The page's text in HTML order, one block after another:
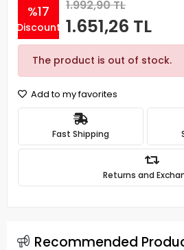
%17
Discount
1.992,90 TL
1.651,26 TL
The product is out of stock.
Add to my favorites
Fast Shipping
Returns and
Recommended